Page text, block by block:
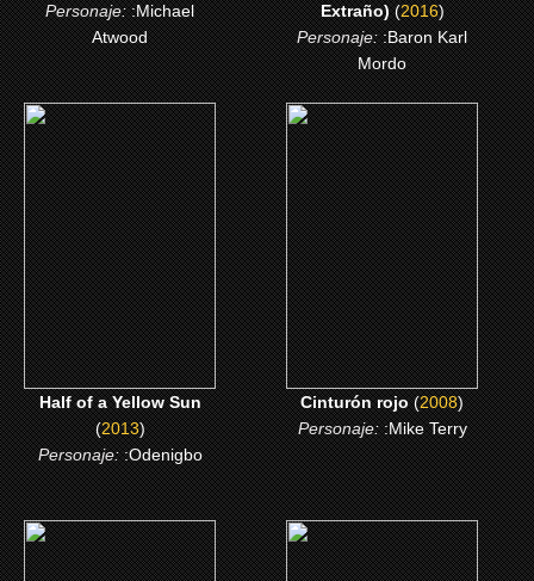
Personaje::Michael
Atwood
Extraño)(2016)
Personaje::Baron Karl
Mordo
(2013)
Half of a Yellow Sun
CLICK ME
Half of a Yellow Sun
(2013)
Personaje::Odenigbo
(2008)
Cinturón rojo
CLICK ME
Cinturón rojo(2008)
Personaje::Mike Terry
(2006) (2005)